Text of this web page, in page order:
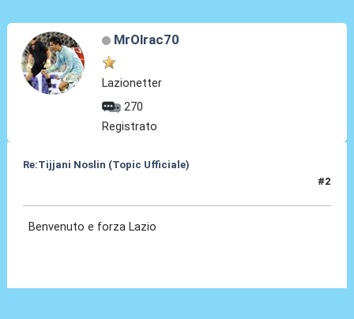
MrOlrac70
Lazionetter
270
Registrato
Re:Tijjani Noslin (Topic Ufficiale)
#2
Benvenuto e forza Lazio